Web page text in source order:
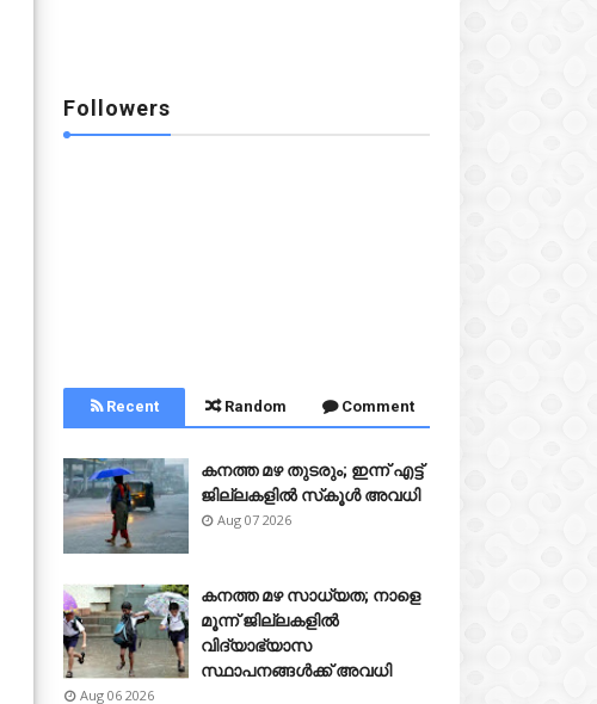
Followers
Recent Random Comment
കനത്ത മഴ തുടരും; ഇന്ന് എട്ട്
ജില്ലകളിൽ സ്‌കൂൾ അവധി
Aug 07 2026
കനത്ത മഴ സാധ്യത; നാളെ
മൂന്ന് ജില്ലകളിൽ
വിദ്യാഭ്യാസ
സ്ഥാപനങ്ങൾക്ക് അവധി
Aug 06 2026